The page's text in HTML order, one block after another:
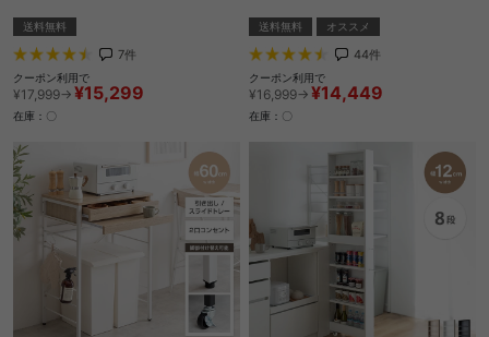
送料無料
7件
クーポン利用で
¥17,999→ ¥15,299
在庫：〇
送料無料 オススメ
44件
クーポン利用で
¥16,999→ ¥14,449
在庫：〇